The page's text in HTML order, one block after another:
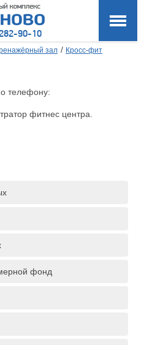
90-10
зал / Кросс-фит
телефону:
фитнес центра.
фонд